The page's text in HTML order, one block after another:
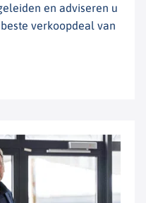
en adviseren u
verkoopdeal van